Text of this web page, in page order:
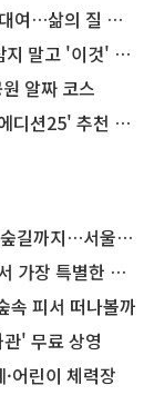
의 질 높인다
'이것' 해보세요!
알짜 코스
25' 추천 코스
울둘레길 15코스
편의점의 정체
속 피서 떠나볼까
' 무료 상영
어린이 체력장